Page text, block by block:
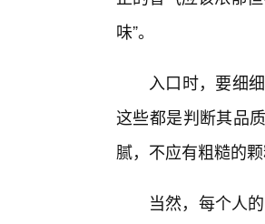
味”。
入口时，要细
这些都是判断其品
腻，不应有粗糙的
当然，每个人